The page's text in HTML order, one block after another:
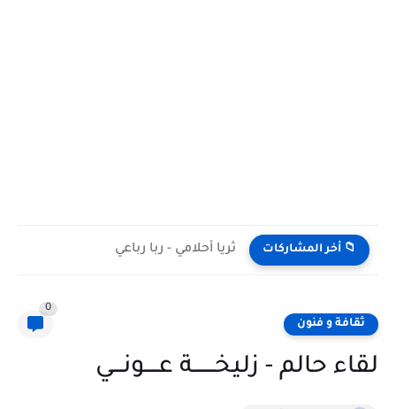
📁 أخر المشاركات ثريا أحلامي - ربا رباعي
ثقافة و فنون
0
لقاء حالم - زليخــــــــة عـــــونــــي